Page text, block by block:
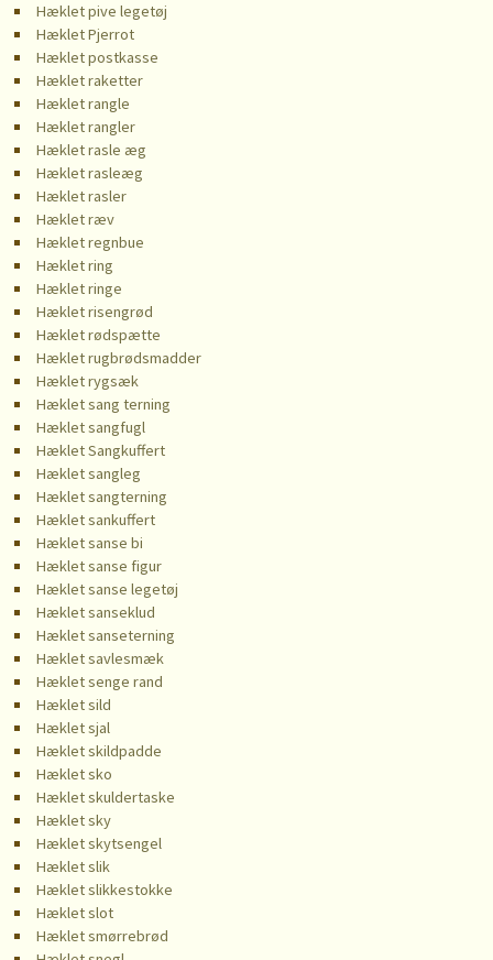
Hæklet pive legetøj
Hæklet Pjerrot
Hæklet postkasse
Hæklet raketter
Hæklet rangle
Hæklet rangler
Hæklet rasle æg
Hæklet rasleæg
Hæklet rasler
Hæklet ræv
Hæklet regnbue
Hæklet ring
Hæklet ringe
Hæklet risengrød
Hæklet rødspætte
Hæklet rugbrødsmadder
Hæklet rygsæk
Hæklet sang terning
Hæklet sangfugl
Hæklet Sangkuffert
Hæklet sangleg
Hæklet sangterning
Hæklet sankuffert
Hæklet sanse bi
Hæklet sanse figur
Hæklet sanse legetøj
Hæklet sanseklud
Hæklet sanseterning
Hæklet savlesmæk
Hæklet senge rand
Hæklet sild
Hæklet sjal
Hæklet skildpadde
Hæklet sko
Hæklet skuldertaske
Hæklet sky
Hæklet skytsengel
Hæklet slik
Hæklet slikkestokke
Hæklet slot
Hæklet smørrebrød